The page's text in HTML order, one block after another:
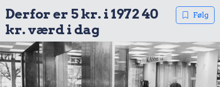
Derfor er 5 kr. i 1972 40
kr. værd i dag
Følg